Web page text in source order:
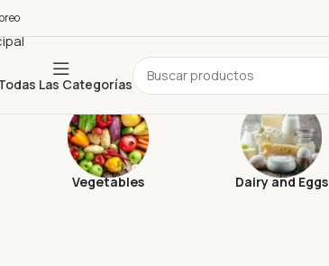
Las Categorías
Vegetables Dairy and Eggs